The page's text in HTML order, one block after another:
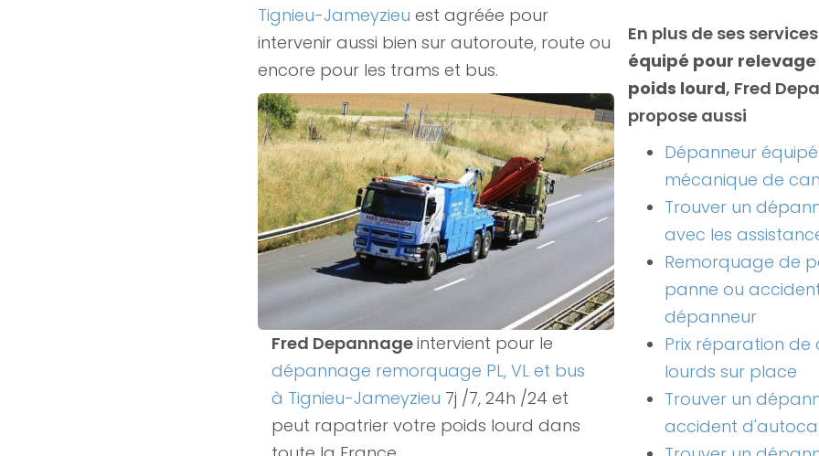
Tignieu-Jameyzieu est agréée pour
intervenir aussi bien sur autoroute, route ou
encore pour les trams et bus.
Fred Depannageintervient pour le
dépannage remorquage PL, VL et bus
à Tignieu-Jameyzieu 7j /7, 24h /24 et
peut rapatrier votre poids lourd dans
En plus de ses
équipé pour
poids lourd, Fred
propose aussi
Dépanneur
mécanique de
Trouver un
avec les
Remorquage de
panne ou
dépanneur
Prix réparation de
lourds sur place
Trouver un
accident